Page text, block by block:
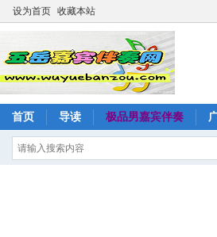
设为首页 收藏本站
首页 导读 极品男嘉宾伴奏